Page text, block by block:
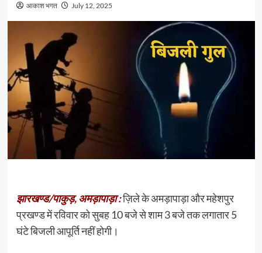
आकाश भगत July 12, 2025
झारखण्ड/पाकुड़, अमड़ापाड़ा :ज़िले के अमड़ापाड़ा और महेशपुर
प्रखण्ड में रविवार को सुबह 10 बजे से शाम 3 बजे तक लगातार 5
घंटे बिजली आपूर्ति नहीं होगी।